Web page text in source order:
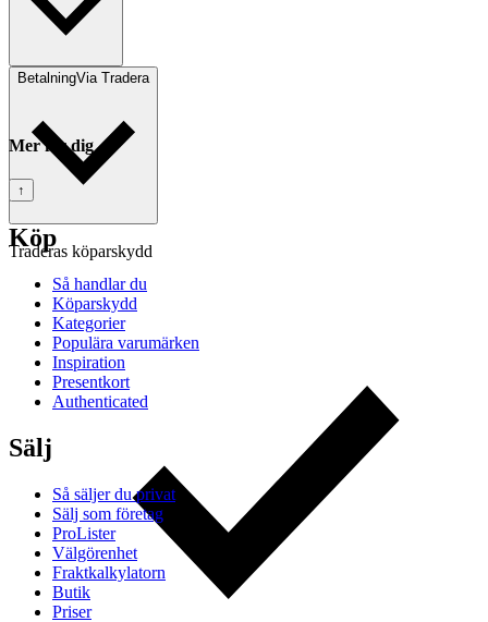
BetalningVia Tradera
Traderas köparskydd
Mer för dig
↑
Köp
Så handlar du
Köparskydd
Kategorier
Populära varumärken
Inspiration
Presentkort
Authenticated
Sälj
Så säljer du privat
Sälj som företag
ProLister
Välgörenhet
Fraktkalkylatorn
Butik
Priser